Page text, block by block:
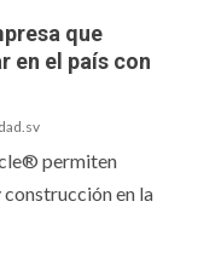
que
en el país con
permiten
en la